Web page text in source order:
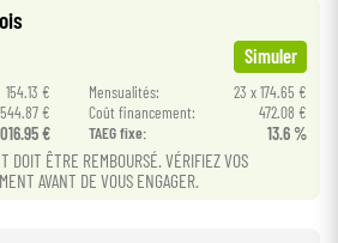
Simuler
154.13 € Mensualités:
23 x 174.65 €
€ Coût financement:
472.08 €
€ TAEG fixe: 13.6 %
DOIT ÊTRE REMBOURSÉ. VÉRIFIEZ VOS
AVANT DE VOUS ENGAGER.